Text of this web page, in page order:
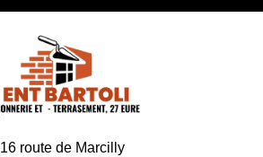
16 route de Marcilly